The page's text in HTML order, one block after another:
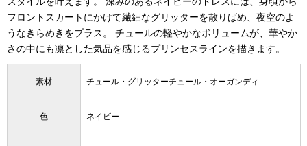
フロントスカートにかけて繊細なグリッターを散りばめ、夜空のよ
うなきらめきをプラス。 チュールの軽やかなボリュームが、華やか
さの中にも凛とした気品を感じるプリンセスラインを描きます。
素材 チュール・グリッターチュール・オーガンディ
色 ネイビー